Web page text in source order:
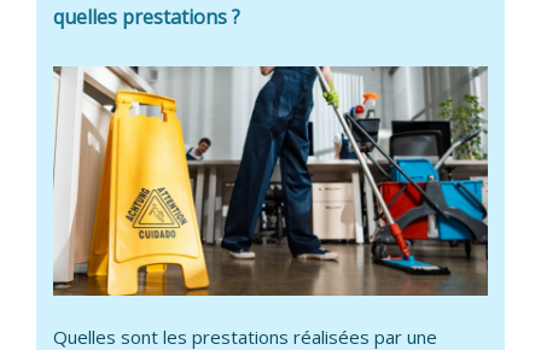
quelles prestations ?
Quelles sont les prestations réalisées par une